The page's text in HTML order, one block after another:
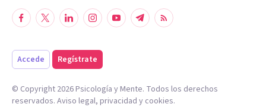
Accede Regístrate
© Copyright 2026Psicología y Mente. Todos los derechos
reservados. Aviso legal, privacidad y cookies.